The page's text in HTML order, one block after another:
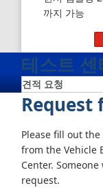
까지 가능
테스트
Request
Please fill out
from the Vehicle
Center.
request.